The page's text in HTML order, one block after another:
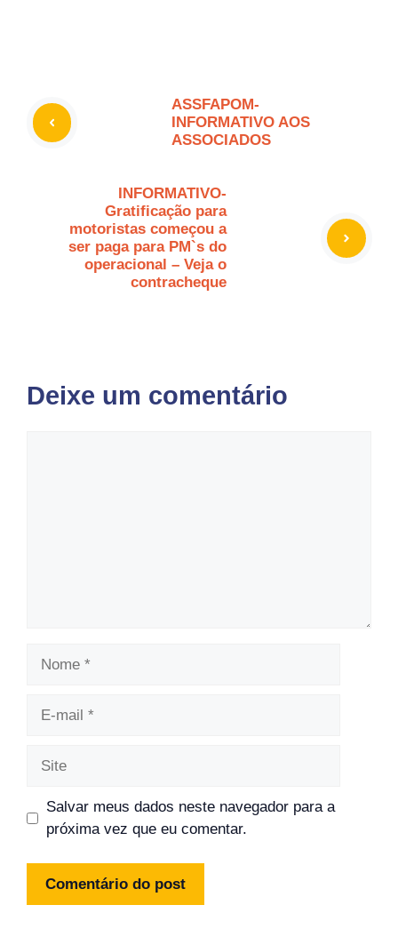
ASSFAPOM-
INFORMATIVO AOS
ASSOCIADOS
INFORMATIVO-
Gratificação para
motoristas começou a
ser paga para PM`s do
operacional – Veja o
contracheque
Deixe um comentário
Salvar meus dados neste navegador para a
próxima vez que eu comentar.